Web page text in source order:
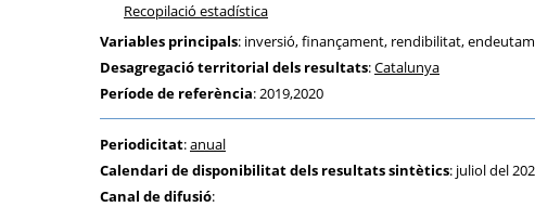
Recopilació estadística
Variables principals: inversió, finançament, rendibilitat,
Desagregació territorial dels resultats:Catalunya
Període de referència: 2019,2020
Periodicitat:anual
Calendari de disponibilitat dels resultats sintètics: juliol del
Canal de difusió: